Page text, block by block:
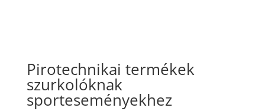
Pirotechnikai termékek
szurkolóknak
sporteseményekhez